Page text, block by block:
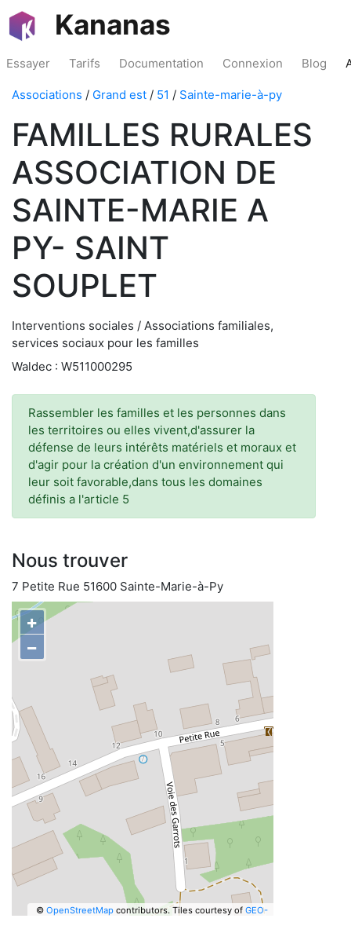
Kananas
Essayer Tarifs Documentation Connexion Blog
Associations / Grand est / 51 / Sainte-marie-à-py
FAMILLES RURALES
ASSOCIATION DE
SAINTE-MARIE A
PY- SAINT
SOUPLET
Interventions sociales / Associations familiales,
services sociaux pour les familles
Waldec : W511000295
Rassembler les familles et les personnes dans
les territoires ou elles vivent,d'assurer la
défense de leurs intérêts matériels et moraux et
d'agir pour la création d'un environnement qui
leur soit favorable,dans tous les domaines
définis a l'article 5
Nous trouver
7 Petite Rue 51600 Sainte-Marie-à-Py
+
−
© OpenStreetMapcontributors. Tiles courtesy of GEO-